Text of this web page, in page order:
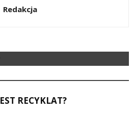
Redakcja
RECYKLAT?